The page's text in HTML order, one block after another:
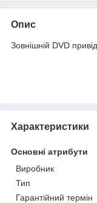
Опис
Зовнішній DVD
Характеристики
Основні атрибути
Виробник
Тип
Гарантійний термін